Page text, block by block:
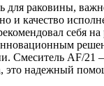
для раковины,
и качество
себя
Смеситель AF/21
это надежный